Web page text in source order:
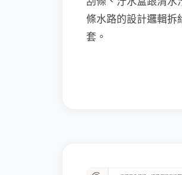
條水路的設計邏輯拆
套。